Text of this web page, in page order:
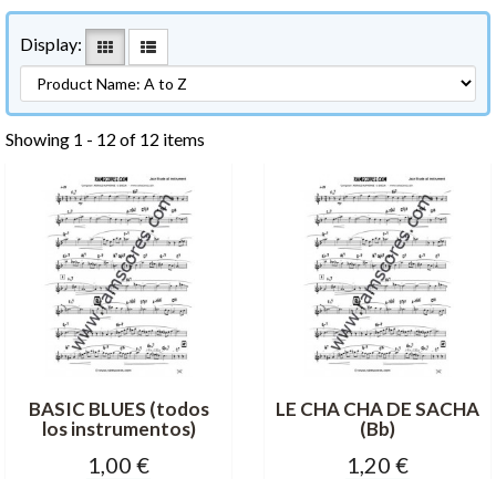
Display:
Showing 1 - 12 of 12 items
BASIC BLUES (todos
los instrumentos)
1,00 €
LE CHA CHA DE SACHA
(Bb)
1,20 €